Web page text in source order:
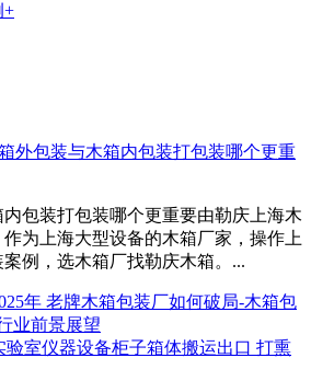
+
外包装与木箱内包装打包装哪个更重
包装打包装哪个更重要由勒庆上海木
为上海大型设备的木箱厂家，操作上
例，选木箱厂找勒庆木箱。...
年 老牌木箱包装厂如何破局-木箱包
业前景展望
验室仪器设备柜子箱体搬运出口 打熏